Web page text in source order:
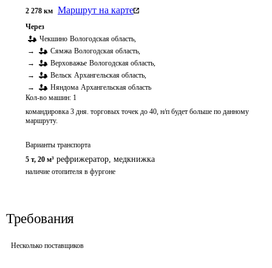
2 278 км Маршрут на карте
Через
Чекшино Вологодская область,
→
Сямжа Вологодская область,
→
Верховажье Вологодская область,
→
Вельск Архангельская область,
→
Няндома Архангельская область
Кол-во машин: 1
командировка 3 дня. торговых точек до 40, н/п будет больше по данному
маршруту.
Варианты транспорта
5 т, 20 м³ рефрижератор, медкнижка
наличие отопителя в фургоне
Требования
Несколько поставщиков